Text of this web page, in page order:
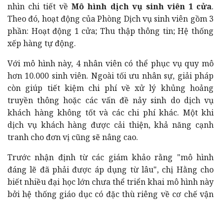
nhìn chi tiết vềMô hình dịch vụ sinh viên 1 cửa.
Theo đó, hoạt động của Phòng Dịch vụ sinh viên gồm 3
phần: Hoạt động 1 cửa; Thu thập thông tin; Hệ thống
xếp hàng tự động.
Với mô hình này, 4 nhân viên có thể phục vụ quy mô
hơn 10.000 sinh viên. Ngoài tối ưu nhân sự, giải pháp
còn giúp tiết kiệm chi phí về xử lý khủng hoảng
truyền thông hoặc các vấn đề nảy sinh do dịch vụ
khách hàng không tốt và các chi phí khác. Một khi
dịch vụ khách hàng được cải thiện, khả năng cạnh
tranh cho đơn vị cũng sẽ nâng cao.
Trước nhận định từ các giám khảo rằng "mô hình
đáng lẽ đã phải được áp dụng từ lâu", chị Hằng cho
biết nhiều đại học lớn chưa thể triển khai mô hình này
bởi hệ thống giáo dục có đặc thù riêng về cơ chế vận